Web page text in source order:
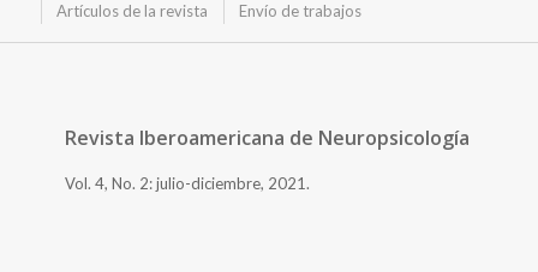
Artículos de la revista Envío de trabajos
Revista Iberoamericana de Neuropsicología
Vol. 4, No. 2: julio-diciembre, 2021.